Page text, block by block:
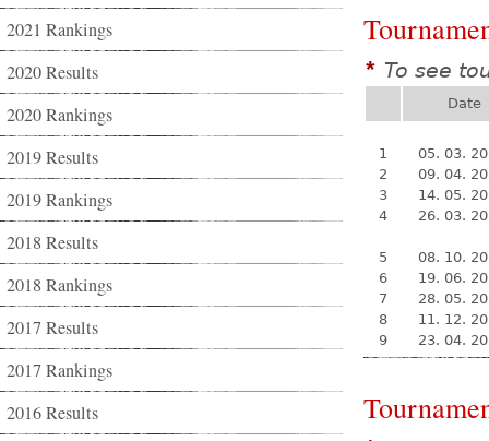
2021 Rankings
2020 Results
2020 Rankings
2019 Results
2019 Rankings
2018 Results
2018 Rankings
2017 Results
2017 Rankings
2016 Results
* To see
Date
1
05. 03.
2
09. 04.
3
14. 05.
4
26. 03.
5
08. 10.
6
19. 06.
7
28. 05.
8
11. 12.
9
23. 04.